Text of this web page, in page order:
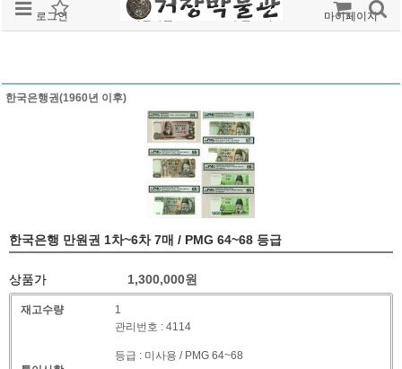
로그인 회원가입 주문조회 마이페이지
한국은행권(1960년 이후)
한국은행 만원권 1차~6차 7매 / PMG 64~68 등급
상품가 1,300,000원
재고수량 1
관리번호 : 4114
등급 : 미사용 / PMG 64~68